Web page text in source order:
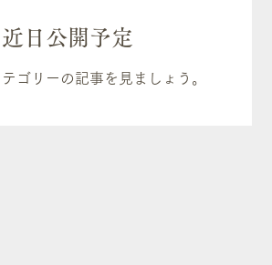
近日公開予定
ゴリーの記事を見ましょう。